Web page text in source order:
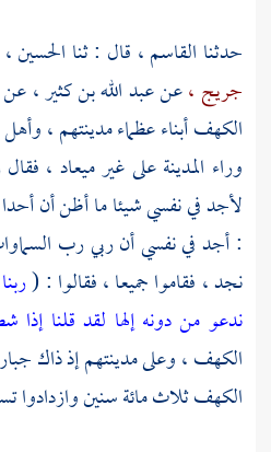
حدثنا القاسم ، قال : ثنا الحسين ،
جريج ،عنعبد الله بن كثير ،عن
الكهفأبناء عظماء مدينتهم ،
وراء المدينة على غير ميعاد ،
لأجد في نفسي شيئا ما أظن أن
: أجد في نفسي أن ربي رب
نجد ، فقاموا جميعا ، فقالوا : (
ندعو من دونه إلها لقد قلنا إذا
الكهف ، وعلى مدينتهم إذ ذاك
الكهف ثلاث مائة سنين وازدادوا